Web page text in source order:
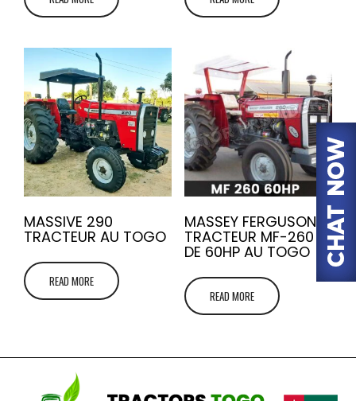
MASSIVE 290
TRACTEUR AU TOGO
READ MORE
MASSEY FERGUSON
TRACTEUR MF-260
DE 60HP AU TOGO
READ MORE